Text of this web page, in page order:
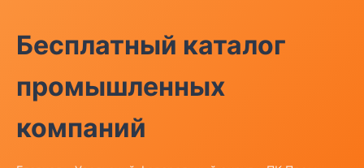
Бесплатный каталог
промышленных
компаний